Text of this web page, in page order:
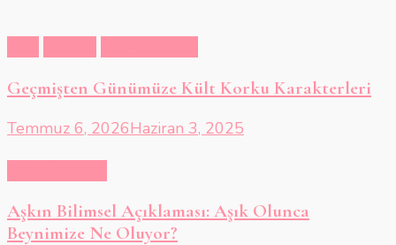
Geçmişten Günümüze Kült Korku Karakterleri
Temmuz 6, 2026Haziran 3, 2025
Aşkın Bilimsel Açıklaması: Aşık Olunca
Beynimize Ne Oluyor?